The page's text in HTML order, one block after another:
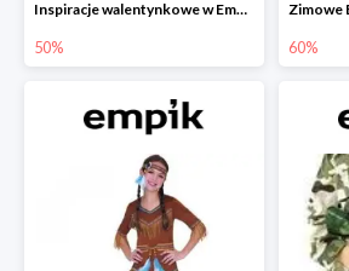
Inspiracje walentynkowe w Empiku do -50%
50% 60%